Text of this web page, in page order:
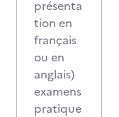
présenta
tion en
français
ou en
anglais)
examens
pratique